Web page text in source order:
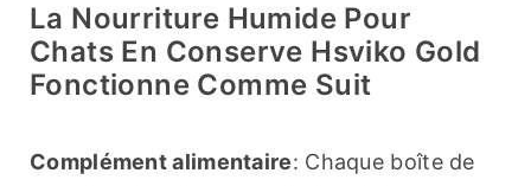
La Nourriture Humide Pour
Chats En Conserve Hsviko Gold
Fonctionne Comme Suit
Complément alimentaire: Chaque boîte de